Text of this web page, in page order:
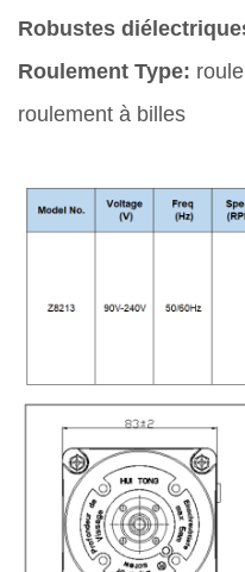
Robustes
Roulement Type:
roulement à billes